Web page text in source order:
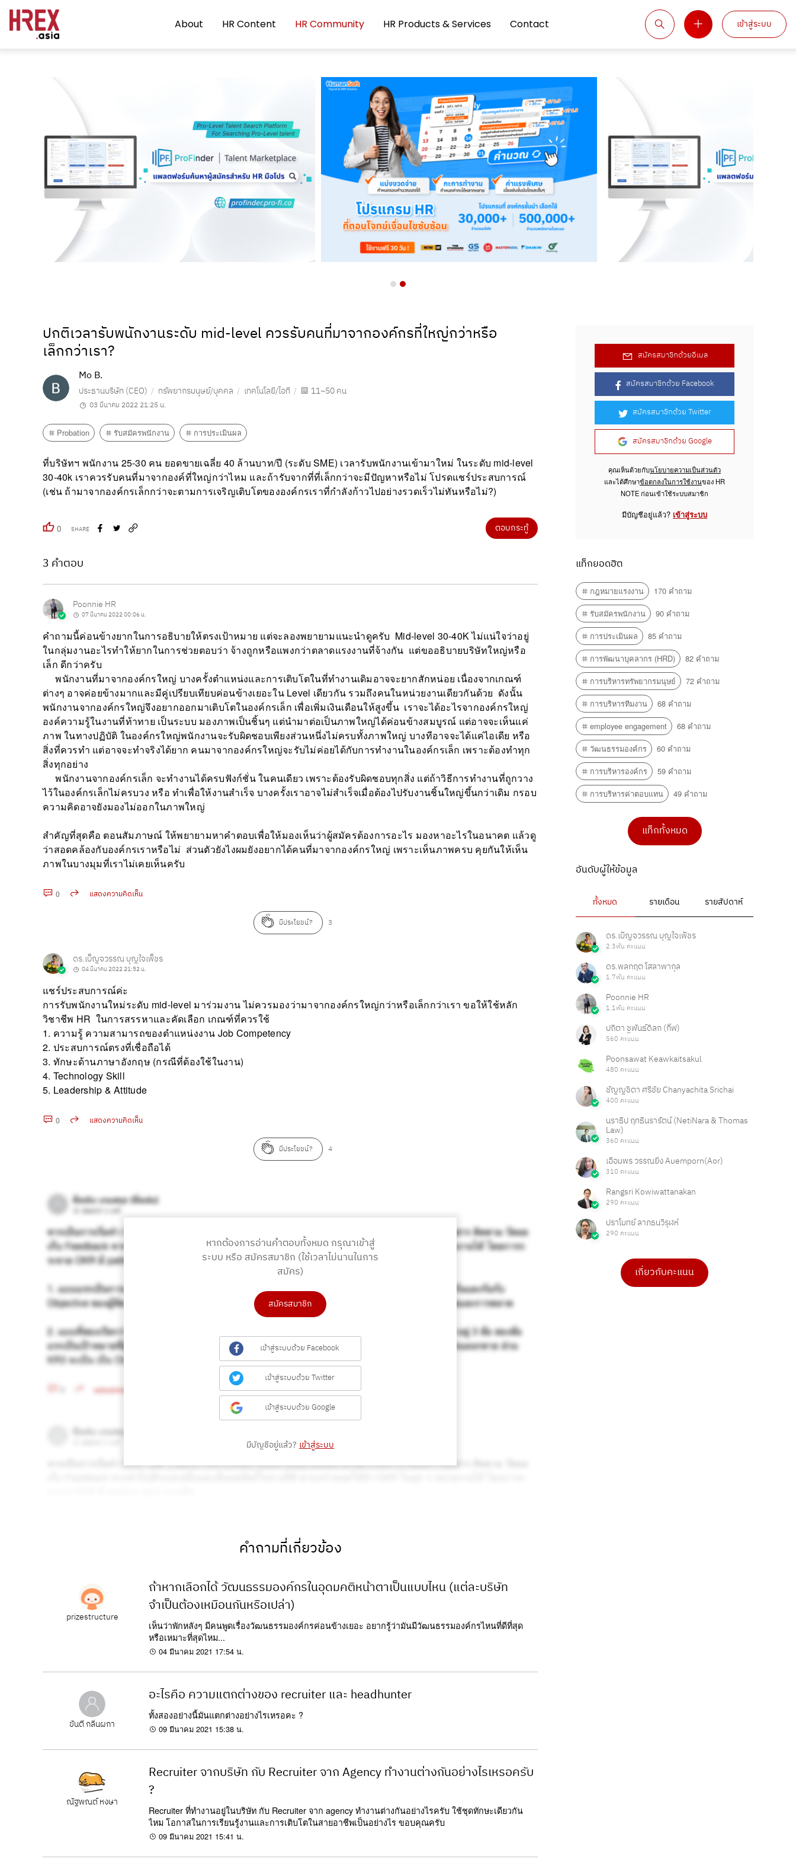
About HR Content HR Community HR Products & Services Contact เข้าสู่ระบบ
ปกติเวลารับพนักงานระดับ mid-level ควรรับคนที่มาจากองค์กรที่ใหญ่กว่าหรือ
เล็กกว่าเรา?
Mo B.
ประธานบริษัท (CEO) ทรัพยากรมนุษย์/บุคคล เทคโนโลยี/ไอที 11~50 คน
03 มีนาคม 2022 21:25 น.
Probation รับสมัครพนักงาน การประเมินผล
ที่บริษัทฯ พนักงาน 25-30 คน ยอดขายเฉลี่ย 40 ล้านบาท/ปี (ระดับ SME) เวลารับพนักงานเข้ามาใหม่ ในระดับ mid-level
30-40k เราควรรับคนที่มาจากองค์ที่ใหญ่กว่าไหม และถ้ารับจากที่ที่เล็กกว่าจะมีปัญหาหรือไม่ โปรดแชร์ประสบการณ์
(เช่น ถ้ามาจากองค์กรเล็กกว่าจะตามการเจริญเติบโตขององค์กรเราที่กำลังก้าวไปอย่างรวดเร็วไม่ทันหรือไม่?)
0 SHARE ตอบกระทู้
3 คำตอบ
Poonnie HR
07 มีนาคม 2022 00:06 น.
คำถามนี้ค่อนข้างยากในการอธิบายให้ตรงเป้าหมาย แต่จะลองพยายามแนะนำดูครับ Mid-level 30-40K ไม่แน่ใจว่าอยู่
ในกลุ่มงานอะไรทำให้ยากในการช่วยตอบว่า จ้างถูกหรือแพงกว่าตลาดแรงงานที่จ้างกัน แต่ขออธิบายบริษัทใหญ่หรือ
เล็ก ดีกว่าครับ
พนักงานที่มาจากองค์กรใหญ่ บางครั้งตำแหน่งและการเติบโตในที่ทำงานเดิมอาจจะยากสักหน่อย เนื่องจากเกณฑ์
ต่างๆ อาจค่อยข้างมากและมีคู่เปรียบเทียบค่อนข้างเยอะใน Level เดียวกัน รวมถึงคนในหน่วยงานเดียวกันด้วย ดังนั้น
พนักงานจากองค์กรใหญ่จึงอยากออกมาเติบโตในองค์กรเล็ก เพื่อเพิ่มเงินเดือนให้สูงขึ้น เราจะได้อะไรจากองค์กรใหญ่
องค์ความรู้ในงานที่ท้าทาย เป็นระบบ มองภาพเป็นชิ้นๆ แต่นำมาต่อเป็นภาพใหญ่ได้ค่อนข้างสมบูรณ์ แต่อาจจะเห็นแค่
ภาพ ในทางปฏิบัติ ในองค์กรใหญ่พนักงานจะรับผิดชอบเพียงส่วนหนึ่งไม่ครบทั้งภาพใหญ่ บางทีอาจจะได้แค่ไอเดีย หรือ
สิ่งที่ควรทำ แต่อาจจะทำจริงได้ยาก คนมาจากองค์กรใหญ่จะรับไม่ค่อยได้กับการทำงานในองค์กรเล็ก เพราะต้องทำทุก
สิ่งทุกอย่าง
พนักงานจากองค์กรเล็ก จะทำงานได้ครบฟังก์ชั่น ในคนเดียว เพราะต้องรับผิดชอบทุกสิ่ง แต่ถ้าวิธีการทำงานที่ถูกวาง
ไว้ในองค์กรเล็กไม่ครบวง หรือ ทำเพื่อให้งานสำเร็จ บางครั้งเราอาจไม่สำเร็จเมื่อต้องไปรับงานชิ้นใหญ่ขึ้นกว่าเดิม กรอบ
ความคิดอาจยังมองไม่ออกในภาพใหญ่
สำคัญที่สุดคือ ตอนสัมภาษณ์ ให้พยายามหาคำตอบเพื่อให้มองเห็นว่าผู้สมัครต้องการอะไร มองหาอะไรในอนาคต แล้วดู
ว่าสอดคล้องกับองค์กรเราหรือไม่ ส่วนตัวยังไงผมยังอยากได้คนที่มาจากองค์กรใหญ่ เพราะเห็นภาพครบ คุยกันให้เห็น
ภาพในบางมุมที่เราไม่เคยเห็นครับ
0 แสดงความคิดเห็น
มีประโยชน์? 3
ดร.เบ็ญจวรรณ บุญใจเพ็ชร
04 มีนาคม 2022 21:52 น.
แชร์ประสบการณ์ค่ะ
การรับพนักงานใหม่ระดับ mid-level มาร่วมงาน ไม่ควรมองว่ามาจากองค์กรใหญ่กว่าหรือเล็กกว่าเรา ขอให้ใช้หลัก
วิชาชีพ HR ในการสรรหาและคัดเลือก เกณฑ์ที่ควรใช้
1. ความรู้ ความสามารถของตำแหน่งงาน Job Competency
2. ประสบการณ์ตรงที่เชื่อถือได้
3. ทักษะด้านภาษาอังกฤษ (กรณีที่ต้องใช้ในงาน)
4. Technology Skill
5. Leadership & Attitude
0 แสดงความคิดเห็น
มีประโยชน์? 4
หากต้องการอ่านคำตอบทั้งหมด กรุณาเข้าสู่
ระบบ หรือ สมัครสมาชิก (ใช้เวลาไม่นานในการ
สมัคร)
สมัครสมาชิก
เข้าสู่ระบบด้วย Facebook
เข้าสู่ระบบด้วย Twitter
เข้าสู่ระบบด้วย Google
มีบัญชีอยู่แล้ว? เข้าสู่ระบบ
คำถามที่เกี่ยวข้อง
prizestructure
ถ้าหากเลือกได้ วัฒนธรรมองค์กรในอุดมคติหน้าตาเป็นแบบไหน (แต่ละบริษัท
จำเป็นต้องเหมือนกันหรือเปล่า)
เห็นว่าพักหลังๆ มีคนพูดเรื่องวัฒนธรรมองค์กรค่อนข้างเยอะ อยากรู้ว่ามันมีวัฒนธรรมองค์กรไหนที่ดีที่สุด
หรือเหมาะที่สุดไหม...
04 มีนาคม 2021 17:54 น.
ขันตี กลิ่นผกา
อะไรคือ ความแตกต่างของ recruiter และ headhunter
ทั้งสองอย่างนี้มันแตกต่างอย่างไรเหรอคะ ?
09 มีนาคม 2021 15:38 น.
ณัฐพณต์ หงษา
Recruiter จากบริษัท กับ Recruiter จาก Agency ทำงานต่างกันอย่างไรเหรอครับ
?
Recruiter ที่ทำงานอยู่ในบริษัท กับ Recruiter จาก agency ทำงานต่างกันอย่างไรครับ ใช้ชุดทักษะเดียวกัน
ไหม โอกาสในการเรียนรู้งานและการเติบโตในสายอาชีพเป็นอย่างไร ขอบคุณครับ
09 มีนาคม 2021 15:41 น.
สมัครสมาชิกด้วยอีเมล
สมัครสมาชิกด้วย Facebook
สมัครสมาชิกด้วย Twitter
สมัครสมาชิกด้วย Google
คุณเห็นด้วยกับนโยบายความเป็นส่วนตัว
และได้ศึกษาข้อตกลงในการใช้งานของ HR
NOTE ก่อนเข้าใช้ระบบสมาชิก
มีบัญชีอยู่แล้ว? เข้าสู่ระบบ
แท็กยอดฮิต
กฎหมายแรงงาน
170 คำถาม
รับสมัครพนักงาน
90 คำถาม
การประเมินผล
85 คำถาม
การพัฒนาบุคลากร (HRD)
82 คำถาม
การบริหารทรัพยากรมนุษย์
72 คำถาม
การบริหารทีมงาน
68 คำถาม
employee engagement
68 คำถาม
วัฒนธรรมองค์กร
60 คำถาม
การบริหารองค์กร
59 คำถาม
การบริหารค่าตอบแทน
49 คำถาม
แท็กทั้งหมด
อันดับผู้ให้ข้อมูล
ทั้งหมด รายเดือน รายสัปดาห์
ดร.เบ็ญจวรรณ บุญใจเพ็ชร
2.3พัน คะแนน
ดร.พลกฤต โสลาพากุล
1.7พัน คะแนน
Poonnie HR
1.1พัน คะแนน
ปถิตา ชูพันธ์ดิลก (กิ๊ฟ)
560 คะแนน
Poonsawat Keawkaitsakul
480 คะแนน
ชัญญชิตา ศรีชัย Chanyachita Srichai
400 คะแนน
นราธิป ฤทธินรารัตน์ (NetiNara & Thomas
Law)
360 คะแนน
เอื้อมพร วรรณยิ่ง Auemporn(Aor)
310 คะแนน
Rangsri Kowiwattanakan
290 คะแนน
ปราโมทย์ ลาภธนวิรุฬห์
290 คะแนน
ดร.เบ็ญจวรรณ บุญใจเพ็ชร
4 คะแนน
Ong Ongg
1 คะแนน
เกี่ยวกับคะแนน